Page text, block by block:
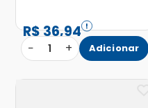
R$36,94
− 1 + Adicionar